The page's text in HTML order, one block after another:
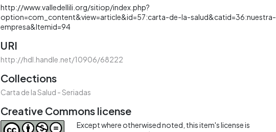
http://www.valledellili.org/sitiop/index.php?
option=com_content&view=article&id=57:carta-de-la-salud&catid=36:nuestra-
empresa&Itemid=94
URI
http://hdl.handle.net/10906/68222
Collections
Carta de la Salud - Seriadas
Creative Commons license
Except where otherwised noted, this item's license is